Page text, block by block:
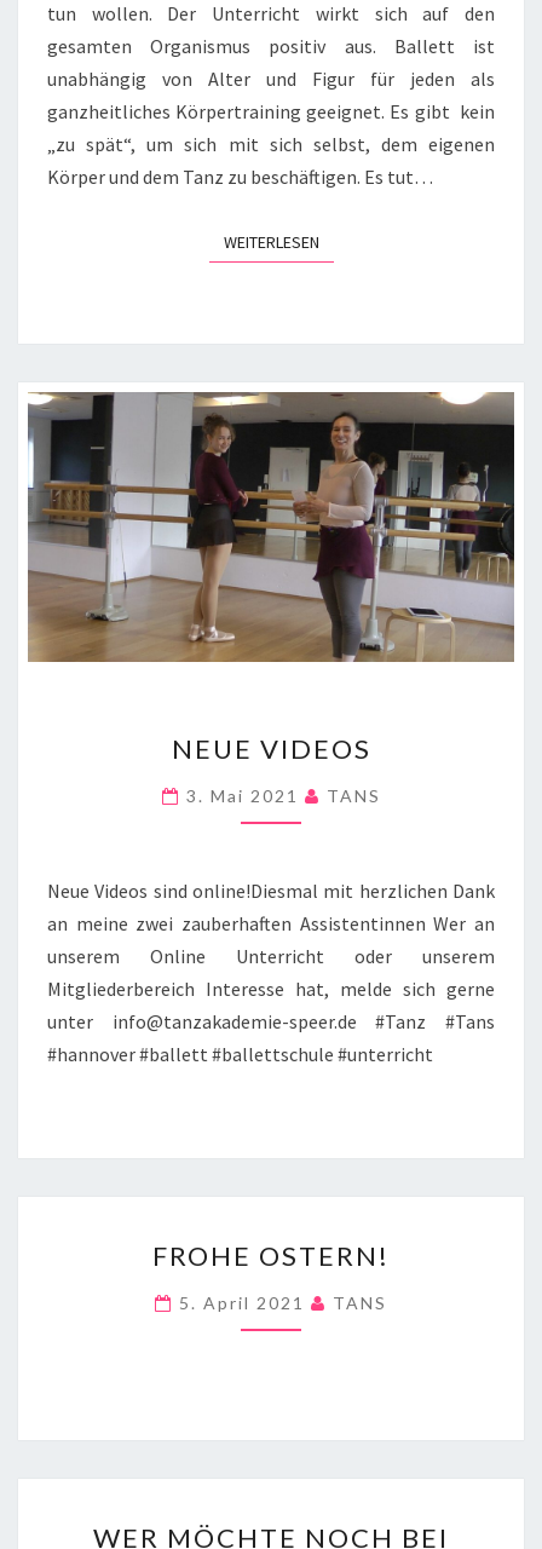
tun wollen. Der Unterricht wirkt sich auf den
gesamten Organismus positiv aus. Ballett ist
unabhängig von Alter und Figur für jeden als
ganzheitliches Körpertraining geeignet. Es gibt kein
„zu spät“, um sich mit sich selbst, dem eigenen
Körper und dem Tanz zu beschäftigen. Es tut…
WEITERLESENWEITERLESEN
VIDEOS
NEUE VIDEOS
3. Mai 2021 TANS
Neue Videos sind online!Diesmal mit herzlichen Dank
an meine zwei zauberhaften Assistentinnen Wer an
unserem Online Unterricht oder unserem
Mitgliederbereich Interesse hat, melde sich gerne
unter info@tanzakademie-speer.de #Tanz #Tans
#hannover #ballett #ballettschule #unterricht
OSTERN!
FROHE OSTERN!
5. April 2021 TANS
WER MÖCHTE NOCH BEI